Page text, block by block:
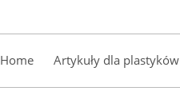
Home Artykuły dla plastyków